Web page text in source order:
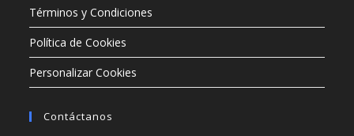
Términos y Condiciones
Política de Cookies
Personalizar Cookies
Contáctanos